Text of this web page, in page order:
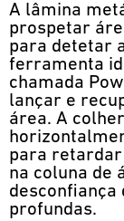
A lâmina
prospetar
para detetar
ferramenta
chamada
lançar e
área. A
para retardar
na coluna de
desconfiança
profundas.